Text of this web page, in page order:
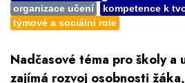
organizace učení
kompetence k
týmové a sociální role
Nadčasové téma pro školy a
zajímá rozvoj osobnosti